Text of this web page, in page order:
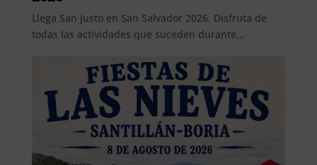
Llega San Justo en San Salvador 2026. Disfruta de
todas las actividades que suceden durante...